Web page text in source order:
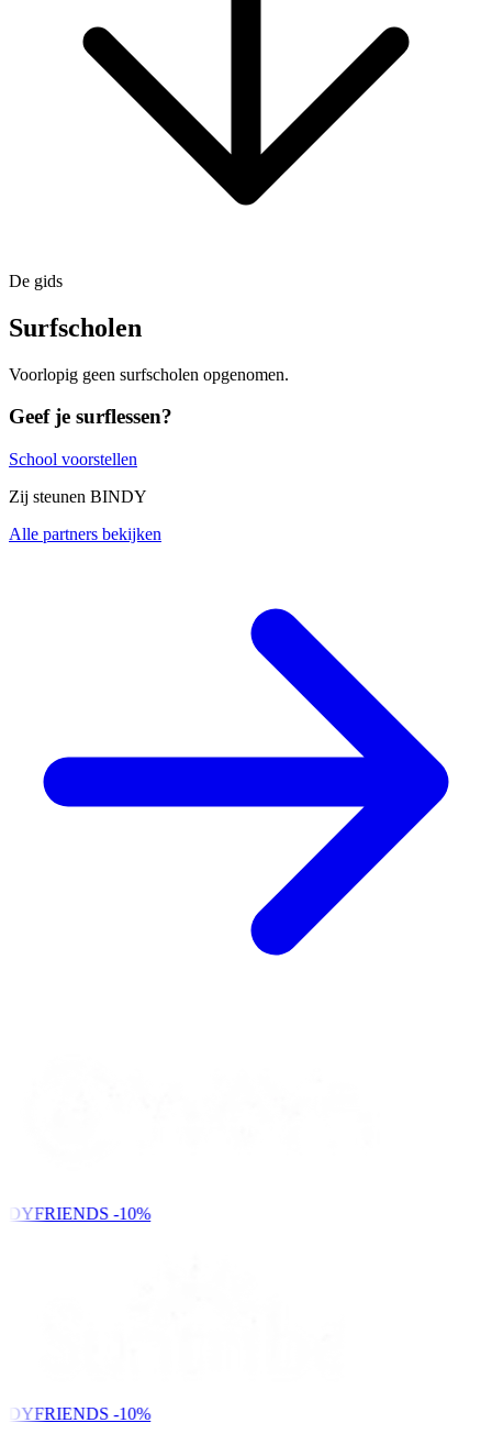
De gids
Surfscholen
Voorlopig geen surfscholen opgenomen.
Geef je surflessen?
School voorstellen
Zij steunen BINDY
Alle partners bekijken
-10%
-10%